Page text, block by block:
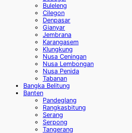
Buleleng
Cilegon
Denpasar
Gianyar
Jembrana
Karangasem
Klungkung
Nusa Ceningan
Nusa Lembongan
Nusa Penida
Tabanan
Bangka Belitung
Banten
Pandeglang
Rangkasbitung
Serang
Serpong
Tangerang